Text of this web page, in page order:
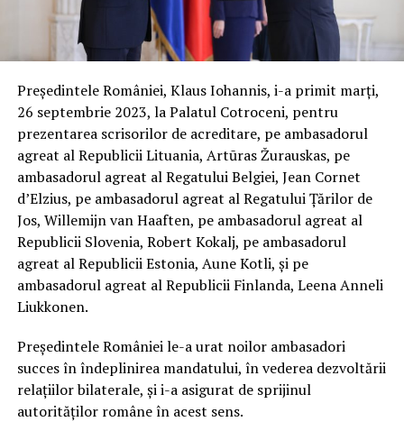
Președintele României, Klaus Iohannis, i-a primit marți,
26 septembrie 2023, la Palatul Cotroceni, pentru
prezentarea scrisorilor de acreditare, pe ambasadorul
agreat al Republicii Lituania, Artūras Žurauskas, pe
ambasadorul agreat al Regatului Belgiei, Jean Cornet
d’Elzius, pe ambasadorul agreat al Regatului Țărilor de
Jos, Willemijn van Haaften, pe ambasadorul agreat al
Republicii Slovenia, Robert Kokalj, pe ambasadorul
agreat al Republicii Estonia, Aune Kotli, și pe
ambasadorul agreat al Republicii Finlanda, Leena Anneli
Liukkonen.
Președintele României le-a urat noilor ambasadori
succes în îndeplinirea mandatului, în vederea dezvoltării
relațiilor bilaterale, și i-a asigurat de sprijinul
autorităților române în acest sens.